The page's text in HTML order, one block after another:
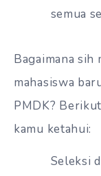
semua
Bagaimana sih
mahasiswa
PMDK?
kamu ketahui:
Seleksi